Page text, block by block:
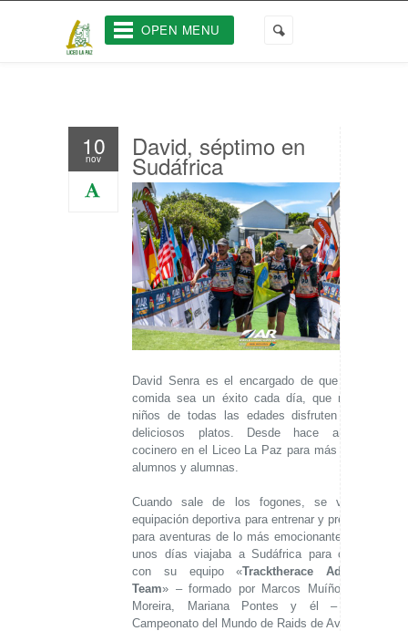
OPEN MENU
10
nov David, séptimo en
Sudáfrica
David Senra es el encargado de que nuestra
comida sea un éxito cada día, que nuestros
niños de todas las edades disfruten de sus
deliciosos platos. Desde hace años es
cocinero en el Liceo La Paz para más de 1200
alumnos y alumnas.
Cuando sale de los fogones, se viste su
equipación deportiva para entrenar y prepararse
para aventuras de lo más emocionantes. Hace
unos días viajaba a Sudáfrica para competir
con su equipo «Tracktherace Adventure
Team» – formado por Marcos Muíño, Adrián
Moreira, Mariana Pontes y él – en el
Campeonato del Mundo de Raids de Aventura.